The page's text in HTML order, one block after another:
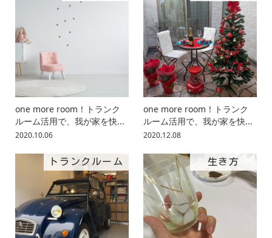
one more room！トランク
ルーム活用で、我が家を快...
2020.10.06
one more room！トランク
ルーム活用で、我が家を快...
2020.12.08
トランクルーム 生き方